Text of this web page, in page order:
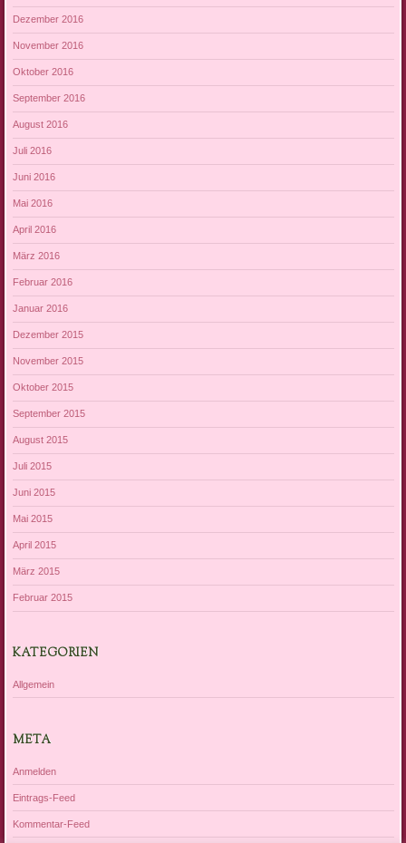
Dezember 2016
November 2016
Oktober 2016
September 2016
August 2016
Juli 2016
Juni 2016
Mai 2016
April 2016
März 2016
Februar 2016
Januar 2016
Dezember 2015
November 2015
Oktober 2015
September 2015
August 2015
Juli 2015
Juni 2015
Mai 2015
April 2015
März 2015
Februar 2015
KATEGORIEN
Allgemein
META
Anmelden
Eintrags-Feed
Kommentar-Feed